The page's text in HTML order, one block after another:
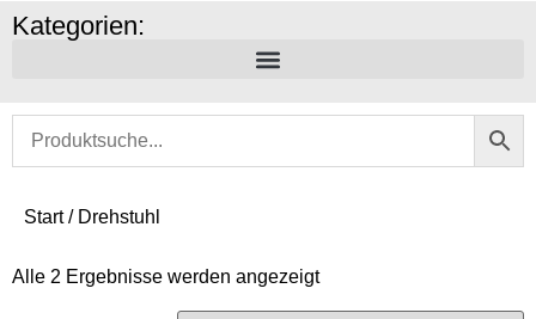
Kategorien:
Start/ Drehstuhl
Alle 2 Ergebnisse werden angezeigt